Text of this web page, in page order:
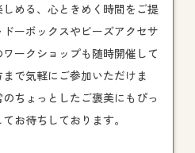
める、心ときめく時間をご提
ーボックスやビーズアクセサ
ワークショップも随時開催して
で気軽にご参加いただけま
ちょっとしたご褒美にもぴっ
お待ちしております。